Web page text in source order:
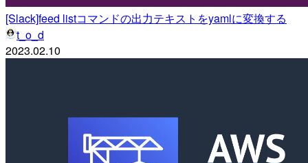
[Slack]feed listコマンドの出力テキストをyamlに変換する
t_o_d
2023.02.10